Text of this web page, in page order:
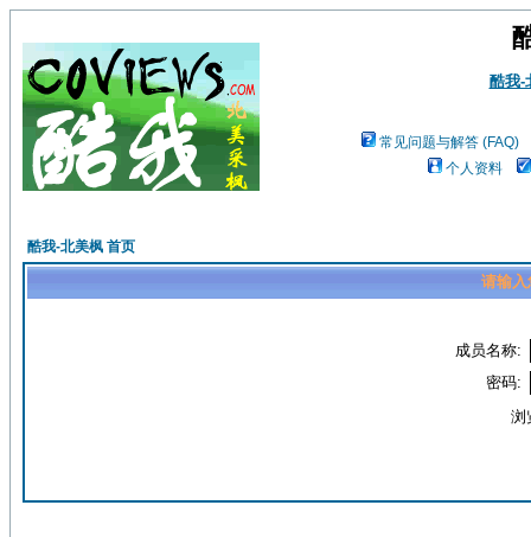
酷我-
常见问题与解答 (FAQ)
个人资料
酷我-北美枫 首页
请输入
成员名称:
密码:
浏